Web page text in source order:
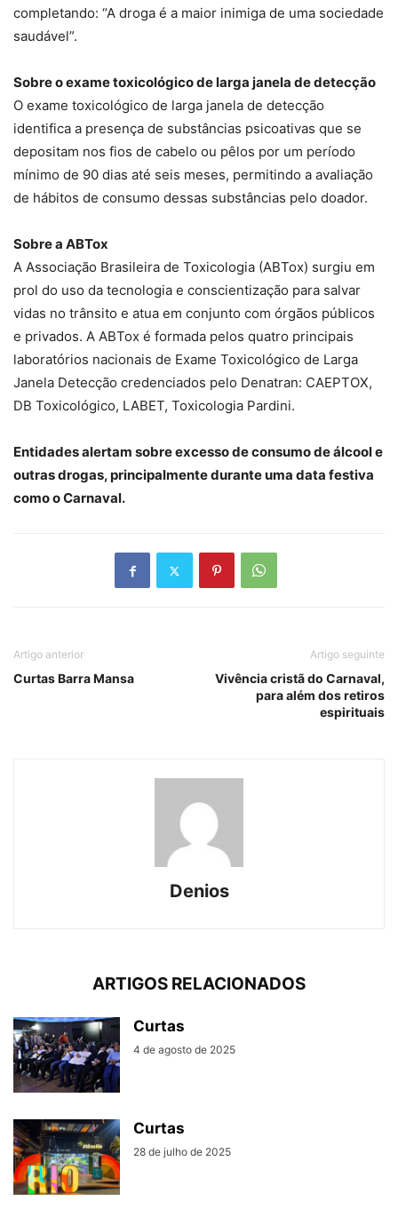
completando: “A droga é a maior inimiga de uma sociedade
saudável”.
Sobre o exame toxicológico de larga janela de detecção
O exame toxicológico de larga janela de detecção
identifica a presença de substâncias psicoativas que se
depositam nos fios de cabelo ou pêlos por um período
mínimo de 90 dias até seis meses, permitindo a avaliação
de hábitos de consumo dessas substâncias pelo doador.
Sobre a ABTox
A Associação Brasileira de Toxicologia (ABTox) surgiu em
prol do uso da tecnologia e conscientização para salvar
vidas no trânsito e atua em conjunto com órgãos públicos
e privados. A ABTox é formada pelos quatro principais
laboratórios nacionais de Exame Toxicológico de Larga
Janela Detecção credenciados pelo Denatran: CAEPTOX,
DB Toxicológico, LABET, Toxicologia Pardini.
Entidades alertam sobre excesso de consumo de álcool e
outras drogas, principalmente durante uma data festiva
como o Carnaval.
Artigo anterior
Curtas Barra Mansa
Artigo seguinte
Vivência cristã do Carnaval,
para além dos retiros
espirituais
Denios
ARTIGOS RELACIONADOS
Curtas
4 de agosto de 2025
Curtas
28 de julho de 2025